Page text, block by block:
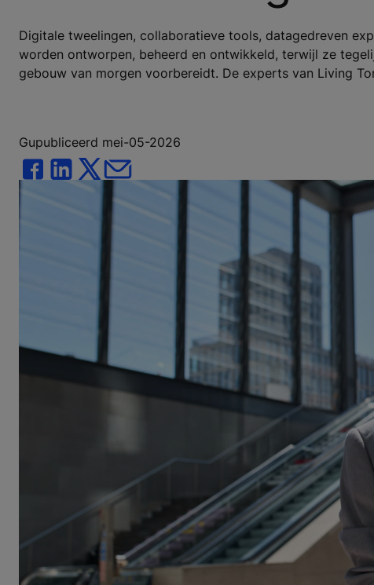
Digitale tweelingen, collaboratieve tools, datagedreven
worden ontworpen, beheerd en ontwikkeld, terwijl ze
gebouw van morgen voorbereidt. De experts van Living
Gupubliceerd mei-05-2026